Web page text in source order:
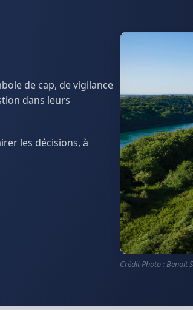
de cap, de vigilance
dans leurs
les décisions, à
Crédit Photo : Benoit